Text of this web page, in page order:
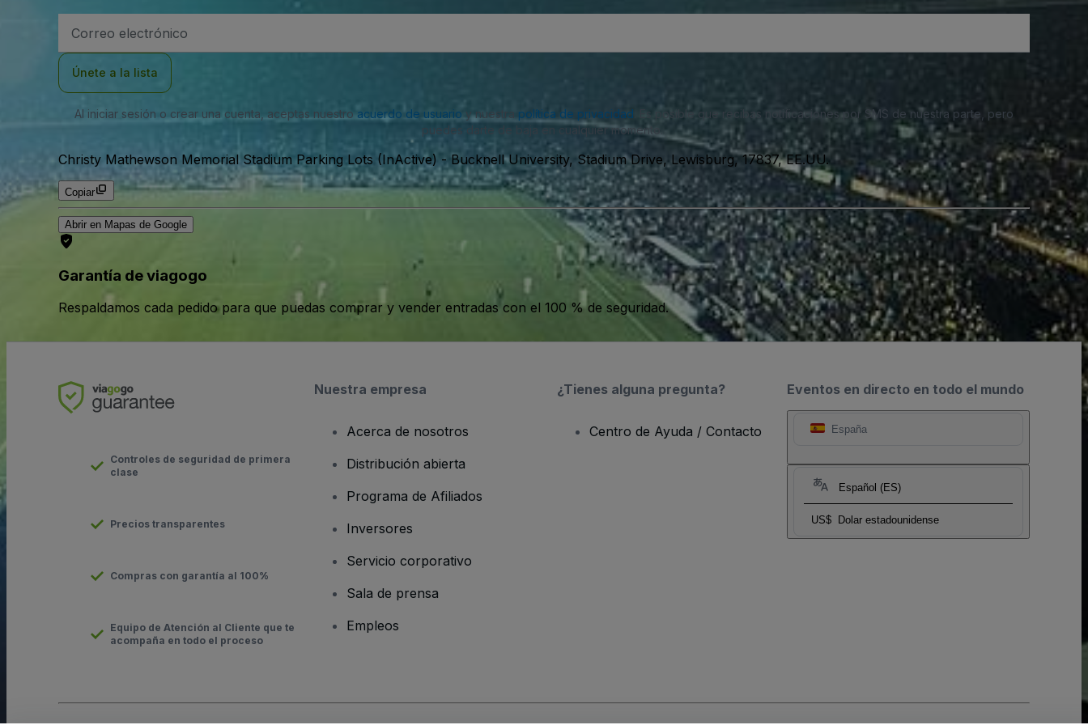
de
Únete a la lista
Al iniciar sesión o crear una cuenta, aceptas nuestro acuerdo de usuario y nuestra política de privacidad
. Es posible que recibas notificaciones por SMS de nuestra parte, pero
puedes darte de baja en cualquier momento.
Christy Mathewson Memorial Stadium Parking Lots (InActive) - Bucknell University, Stadium Drive, Lewisburg, 17837, EE.UU.
Copiar
Abrir en Mapas de Google
Garantía de viagogo
Respaldamos cada pedido para que puedas comprar y vender entradas con el 100 % de seguridad.
Eventos en directo en todo el mundo
España
Español (ES)
US$ Dolar estadounidense
Controles de seguridad de primera
clase
Precios transparentes
Compras con garantía al 100%
Equipo de Atención al Cliente que te
acompaña en todo el proceso
Nuestra empresa
Acerca de nosotros
Distribución abierta
Programa de Afiliados
Inversores
Servicio corporativo
Sala de prensa
Empleos
¿Tienes alguna pregunta?
Centro de Ayuda / Contacto